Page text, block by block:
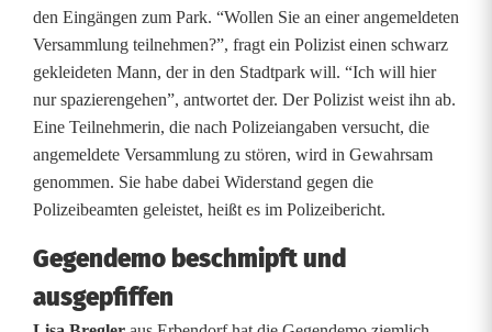
f
p
r
o
t
s
t
den Eingängen zum Park. “Wollen Sie an einer angemeldeten
Versammlung teilnehmen?”, fragt ein Polizist einen schwarz
gekleideten Mann, der in den Stadtpark will. “Ich will hier
nur spazierengehen”, antwortet der. Der Polizist weist ihn ab.
Eine Teilnehmerin, die nach Polizeiangaben versucht, die
angemeldete Versammlung zu stören, wird in Gewahrsam
genommen. Sie habe dabei Widerstand gegen die
Polizeibeamten geleistet, heißt es im Polizeibericht.
Gegendemo beschmipft und
ausgepfiffen